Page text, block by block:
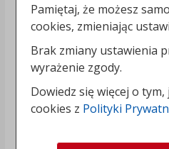
Pamiętaj, że możesz
cookies, zmieniając
Brak zmiany ustawienia
wyrażenie zgody.
Dowiedz się więcej o
cookies z Polityki